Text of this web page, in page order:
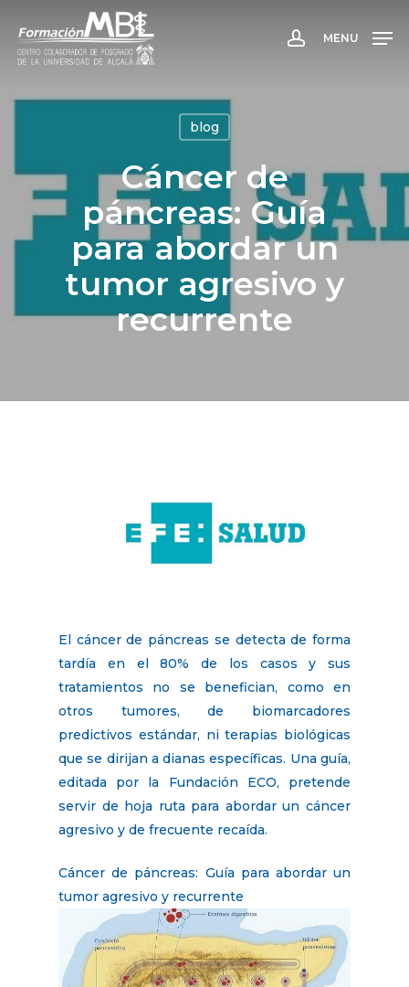
main
account
MENU
blog
Cáncer de
páncreas: Guía
para abordar un
tumor agresivo y
recurrente
El cáncer de páncreas se detecta de forma
tardía en el 80% de los casos y sus
tratamientos no se benefician, como en
otros tumores, de biomarcadores
predictivos estándar, ni terapias biológicas
que se dirijan a dianas específicas. Una guía,
editada por la Fundación ECO, pretende
servir de hoja ruta para abordar un cáncer
agresivo y de frecuente recaída.
Cáncer de páncreas: Guía para abordar un
tumor agresivo y recurrente